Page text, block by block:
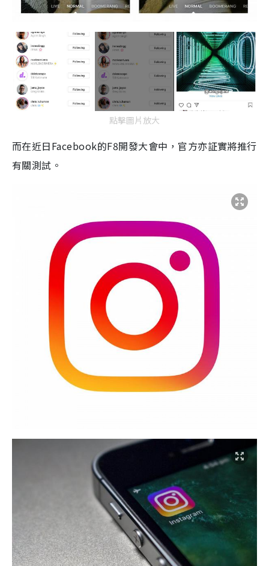
點擊圖片放大
而在近日Facebook的F8開發大會中，官方亦証實將推行
有關測試。